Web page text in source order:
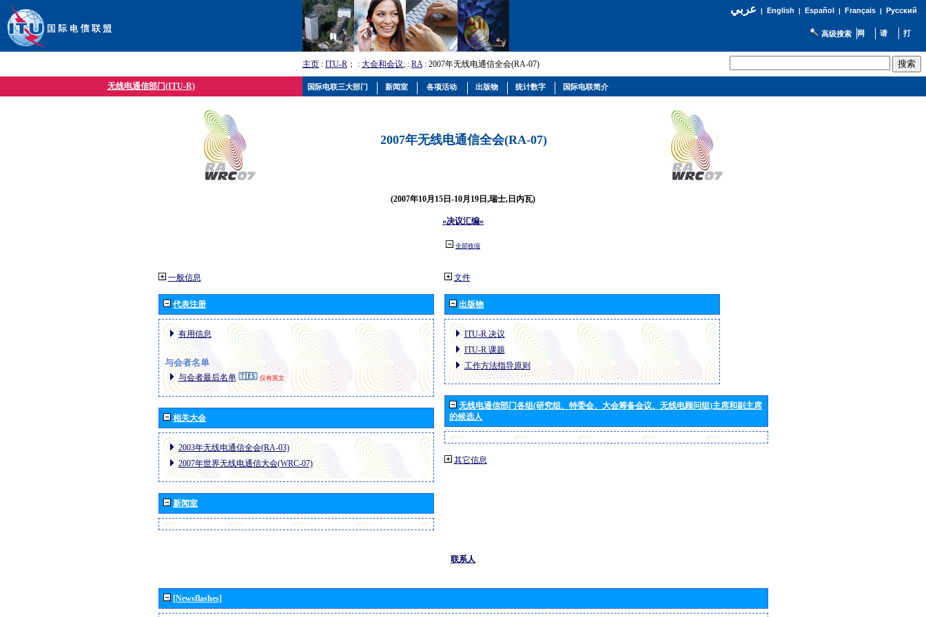
عربي| English | Español | Français| Русский
高级搜索
主页 : ITU-R ； : 大会和会议; : RA: 2007年无线电通信全会(RA-07)
无线电通信部门(ITU-R)
2007年无线电通信全会(RA-07)
(2007年10月15日-10月19日,瑞士,日内瓦)
«决议汇编»
全部收缩
一般信息
代表注册
有用信息
与会者名单
与会者最后名单 仅有英文
相关大会
2003年无线电通信全会(RA-03)
2007年世界无线电通信大会(WRC-07)
新闻室
文件
出版物
ITU-R 决议
ITU-R 课题
工作方法指导原则
无线电通信部门各组(研究组、特委会、大会筹备会议、无线电顾问组)主席和副主席
的候选人
其它信息
联系人
[Newsflashes]
国际电联三大部门 新闻室 各项活动 出版物 统计数字 国际电联简介